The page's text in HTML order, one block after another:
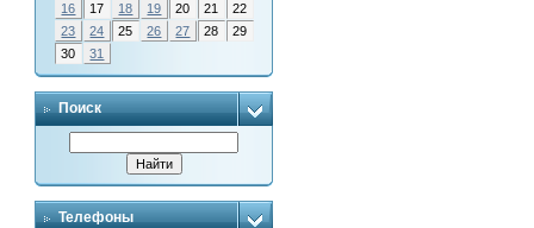
16
17 18 19 20 21
22
23
24 25 26 27 28
29
30
31
Поиск
Телефоны